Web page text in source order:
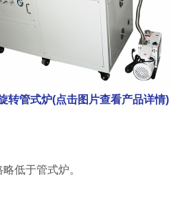
转管式炉(点击图片查看产品详情)
低于管式炉。